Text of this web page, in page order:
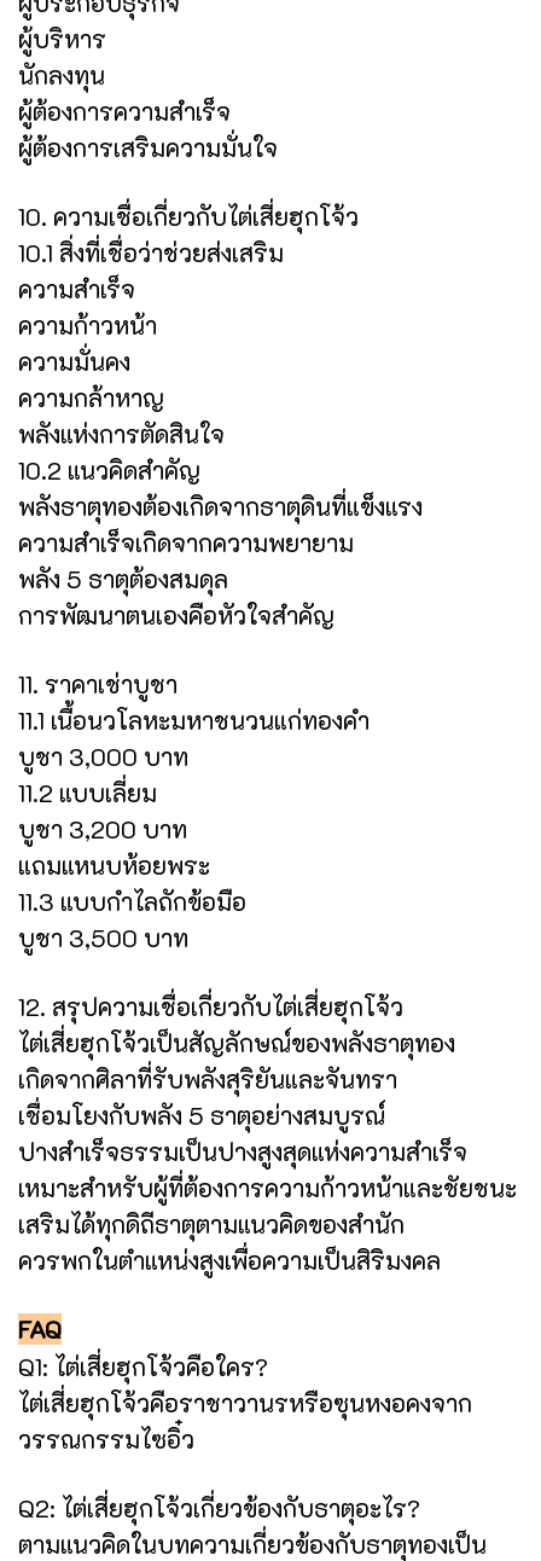
ผู้บริหาร
นักลงทุน
ผู้ต้องการความสำเร็จ
ผู้ต้องการเสริมความมั่นใจ
10. ความเชื่อเกี่ยวกับไต่เสี่ยฮุกโจ้ว
10.1 สิ่งที่เชื่อว่าช่วยส่งเสริม
ความสำเร็จ
ความก้าวหน้า
ความมั่นคง
ความกล้าหาญ
พลังแห่งการตัดสินใจ
10.2 แนวคิดสำคัญ
พลังธาตุทองต้องเกิดจากธาตุดินที่แข็งแรง
ความสำเร็จเกิดจากความพยายาม
พลัง 5 ธาตุต้องสมดุล
การพัฒนาตนเองคือหัวใจสำคัญ
11. ราคาเช่าบูชา
11.1 เนื้อนวโลหะมหาชนวนแก่ทองคำ
บูชา 3,000 บาท
11.2 แบบเลี่ยม
บูชา 3,200 บาท
แถมแหนบห้อยพระ
11.3 แบบกำไลถักข้อมือ
บูชา 3,500 บาท
12. สรุปความเชื่อเกี่ยวกับไต่เสี่ยฮุกโจ้ว
ไต่เสี่ยฮุกโจ้วเป็นสัญลักษณ์ของพลังธาตุทอง
เกิดจากศิลาที่รับพลังสุริยันและจันทรา
เชื่อมโยงกับพลัง 5 ธาตุอย่างสมบูรณ์
ปางสำเร็จธรรมเป็นปางสูงสุดแห่งความสำเร็จ
เหมาะสำหรับผู้ที่ต้องการความก้าวหน้าและชัยชนะ
เสริมได้ทุกดิถีธาตุตามแนวคิดของสำนัก
ควรพกในตำแหน่งสูงเพื่อความเป็นสิริมงคล
FAQ
Q1: ไต่เสี่ยฮุกโจ้วคือใคร?
ไต่เสี่ยฮุกโจ้วคือราชาวานรหรือซุนหงอคงจาก
วรรณกรรมไซอิ๋ว
Q2: ไต่เสี่ยฮุกโจ้วเกี่ยวข้องกับธาตุอะไร?
ตามแนวคิดในบทความเกี่ยวข้องกับธาตุทองเป็น